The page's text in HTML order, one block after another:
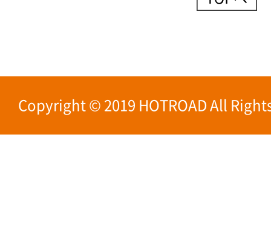
Copyright © 2019 HOTROAD All